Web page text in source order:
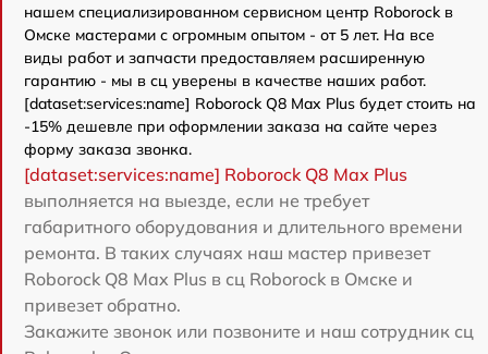
нашем специализированном сервисном центр Roborock в
Омске мастерами с огромным опытом - от 5 лет. На все
виды работ и запчасти предоставляем расширенную
гарантию - мы в сц уверены в качестве наших работ.
[dataset:services:name] Roborock Q8 Max Plus будет стоить на
-15% дешевле при оформлении заказа на сайте через
форму заказа звонка.
[dataset:services:name] Roborock Q8 Max Plus
выполняется на выезде, если не требует
габаритного оборудования и длительного времени
ремонта. В таких случаях наш мастер привезет
Roborock Q8 Max Plus в сц Roborock в Омске и
привезет обратно.
Закажите звонок или позвоните и наш сотрудник сц